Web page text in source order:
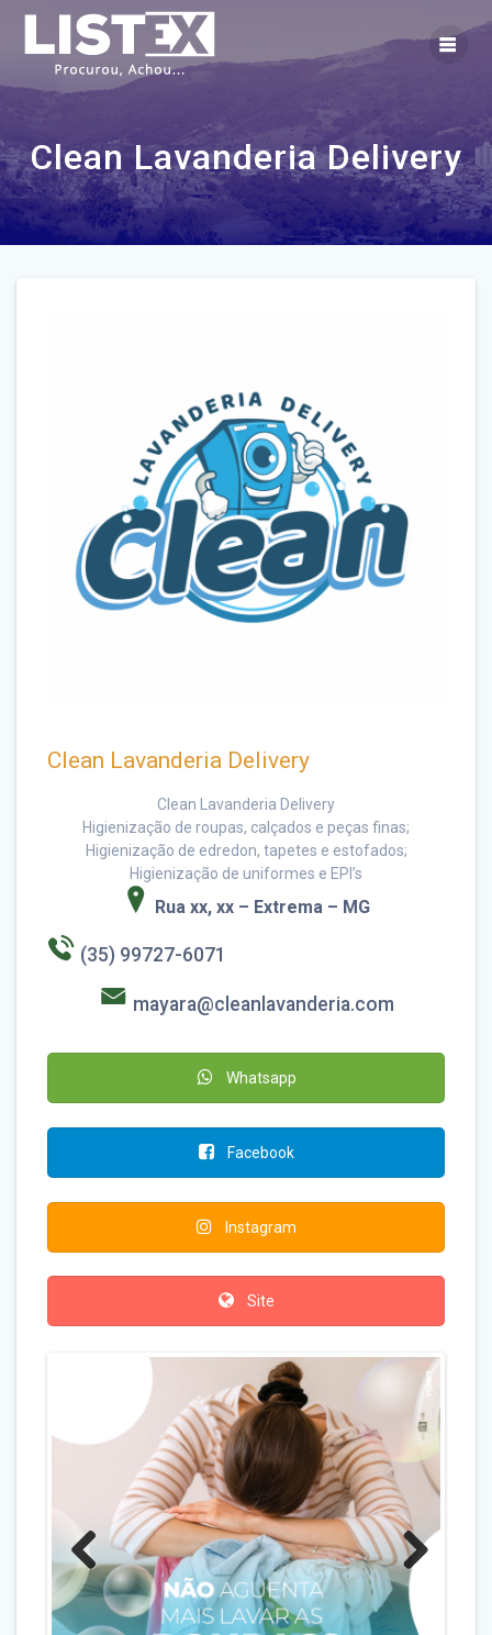
content
Clean Lavanderia Delivery
Clean Lavanderia Delivery
Clean Lavanderia Delivery
Higienização de roupas, calçados e peças finas;
Higienização de edredon, tapetes e estofados;
Higienização de uniformes e EPI’s
Rua xx, xx – Extrema – MG
(35) 99727-6071
mayara@cleanlavanderia.com
Whatsapp
Facebook
Instagram
Site
Previo
Next